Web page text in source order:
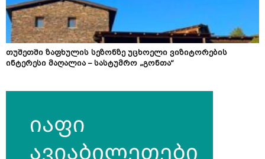
თუშეთში ზაფხულის სეზონზე უცხოელი ვიზიტორების
ინტერესი მაღალია – სასტუმრო „გონთა“